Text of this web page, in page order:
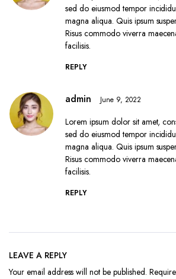
sed do eiusmod tempor
magna aliqua. Quis ipsum
Risus commodo viverra
facilisis.
REPLY
admin June 9, 2022
Lorem ipsum dolor sit amet,
sed do eiusmod tempor
magna aliqua. Quis ipsum
Risus commodo viverra
facilisis.
REPLY
LEAVE A REPLY
Your email address will not be published.